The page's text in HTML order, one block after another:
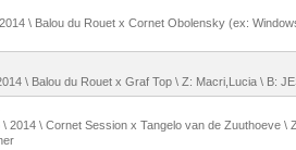
\ Balou du Rouet x Cornet Obolensky (ex:
\ Balou du Rouet x Graf Top \ Z: Macri,Lucia \ B:
\ 2014 \ Cornet Session x Tangelo van de Zuuthoeve \